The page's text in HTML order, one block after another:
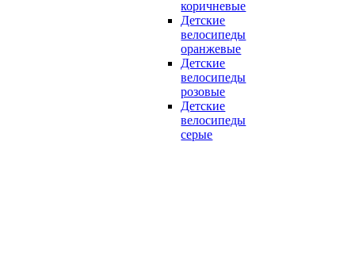
коричневые
Детские
велосипеды
оранжевые
Детские
велосипеды
розовые
Детские
велосипеды
серые